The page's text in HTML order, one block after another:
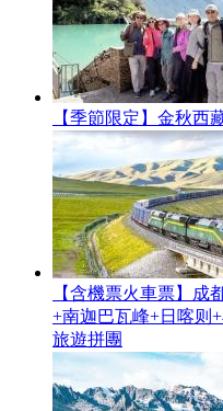
【季節限定】金秋西
【含機票火車票】成
+南迦巴瓦峰+日喀则
旅遊拼團